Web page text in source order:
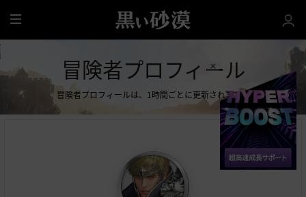
全
体
冒険者プロフィール
冒険者プロフィールは、1時間ごとに更新されます。